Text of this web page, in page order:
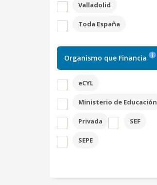
Valladolid
Toda España
Organismo que Financia
eCYL
Ministerio de Educación
Privada SEF
SEPE